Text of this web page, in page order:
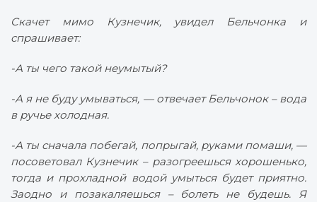
Скачет мимо Кузнечик, увидел Бельчонка и
спрашивает:
-А ты чего такой неумытый?
-А я не буду умываться, — отвечает Бельчонок – вода
в ручье холодная.
-А ты сначала побегай, попрыгай, руками помаши, —
посоветовал Кузнечик – разогреешься хорошенько,
тогда и прохладной водой умыться будет приятно.
Заодно и позакаляешься – болеть не будешь. Я